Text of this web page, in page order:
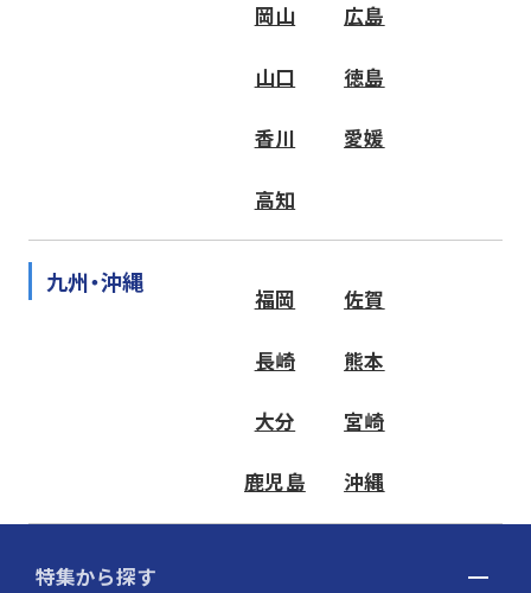
岡山 広島
山口 徳島
香川 愛媛
高知
九州・沖縄
福岡 佐賀
長崎 熊本
大分 宮崎
鹿児島 沖縄
特集から探す